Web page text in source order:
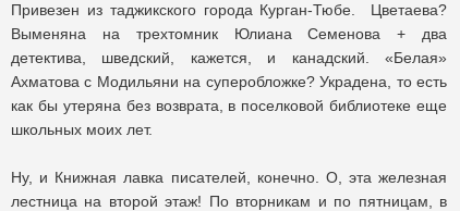
Привезен из таджикского города Курган-Тюбе. Цветаева?
Выменяна на трехтомник Юлиана Семенова + два
детектива, шведский, кажется, и канадский. «Белая»
Ахматова с Модильяни на суперобложке? Украдена, то есть
как бы утеряна без возврата, в поселковой библиотеке еще
школьных моих лет.
Ну, и Книжная лавка писателей, конечно. О, эта железная
лестница на второй этаж! По вторникам и по пятницам, в